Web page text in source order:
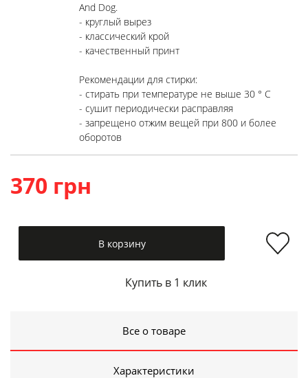
And Dog.
- круглый вырез
- классический крой
- качественный принт
Рекомендации для стирки:
- стирать при температуре не выше 30 ° C
- сушит периодически расправляя
- запрещено отжим вещей при 800 и более
оборотов
370 грн
В корзину
Купить в 1 клик
Все о товаре
Характеристики